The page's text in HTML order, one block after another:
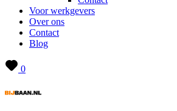
Voor werkgevers
Over ons
Contact
Blog
0